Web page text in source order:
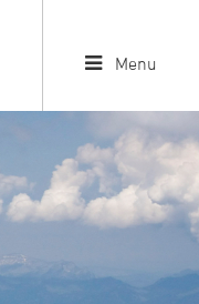
Menu